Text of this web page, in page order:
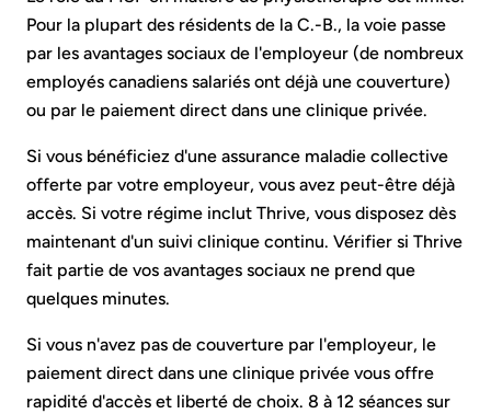
Pour la plupart des résidents de la C.-B., la voie passe
par les avantages sociaux de l'employeur (de nombreux
employés canadiens salariés ont déjà une couverture)
ou par le paiement direct dans une clinique privée.
Si vous bénéficiez d'une assurance maladie collective
offerte par votre employeur, vous avez peut-être déjà
accès. Si votre régime inclut Thrive, vous disposez dès
maintenant d'un suivi clinique continu. Vérifier si Thrive
fait partie de vos avantages sociaux ne prend que
quelques minutes.
Si vous n'avez pas de couverture par l'employeur, le
paiement direct dans une clinique privée vous offre
rapidité d'accès et liberté de choix. 8 à 12 séances sur